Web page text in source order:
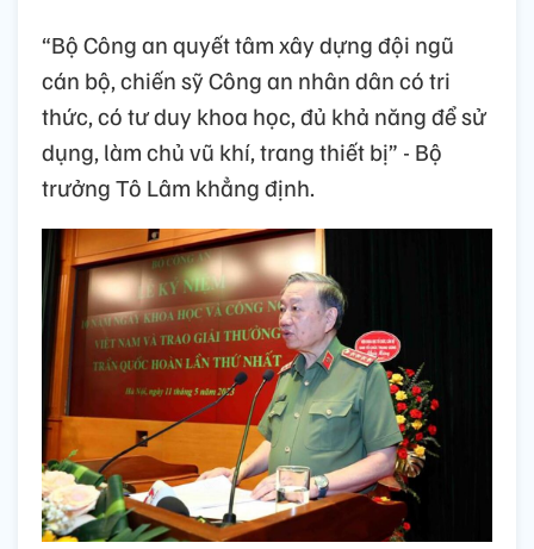
“Bộ Công an quyết tâm xây dựng đội ngũ
cán bộ, chiến sỹ Công an nhân dân có tri
thức, có tư duy khoa học, đủ khả năng để sử
dụng, làm chủ vũ khí, trang thiết bị” - Bộ
trưởng Tô Lâm khẳng định.